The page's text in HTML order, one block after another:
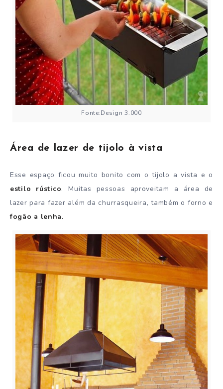
Fonte:Design 3.000
Área de lazer de tijolo à vista
Esse espaço ficou muito bonito com o tijolo a vista e o
estilo rústico. Muitas pessoas aproveitam a área de
lazer para fazer além da churrasqueira, também o forno e
fogão a lenha.